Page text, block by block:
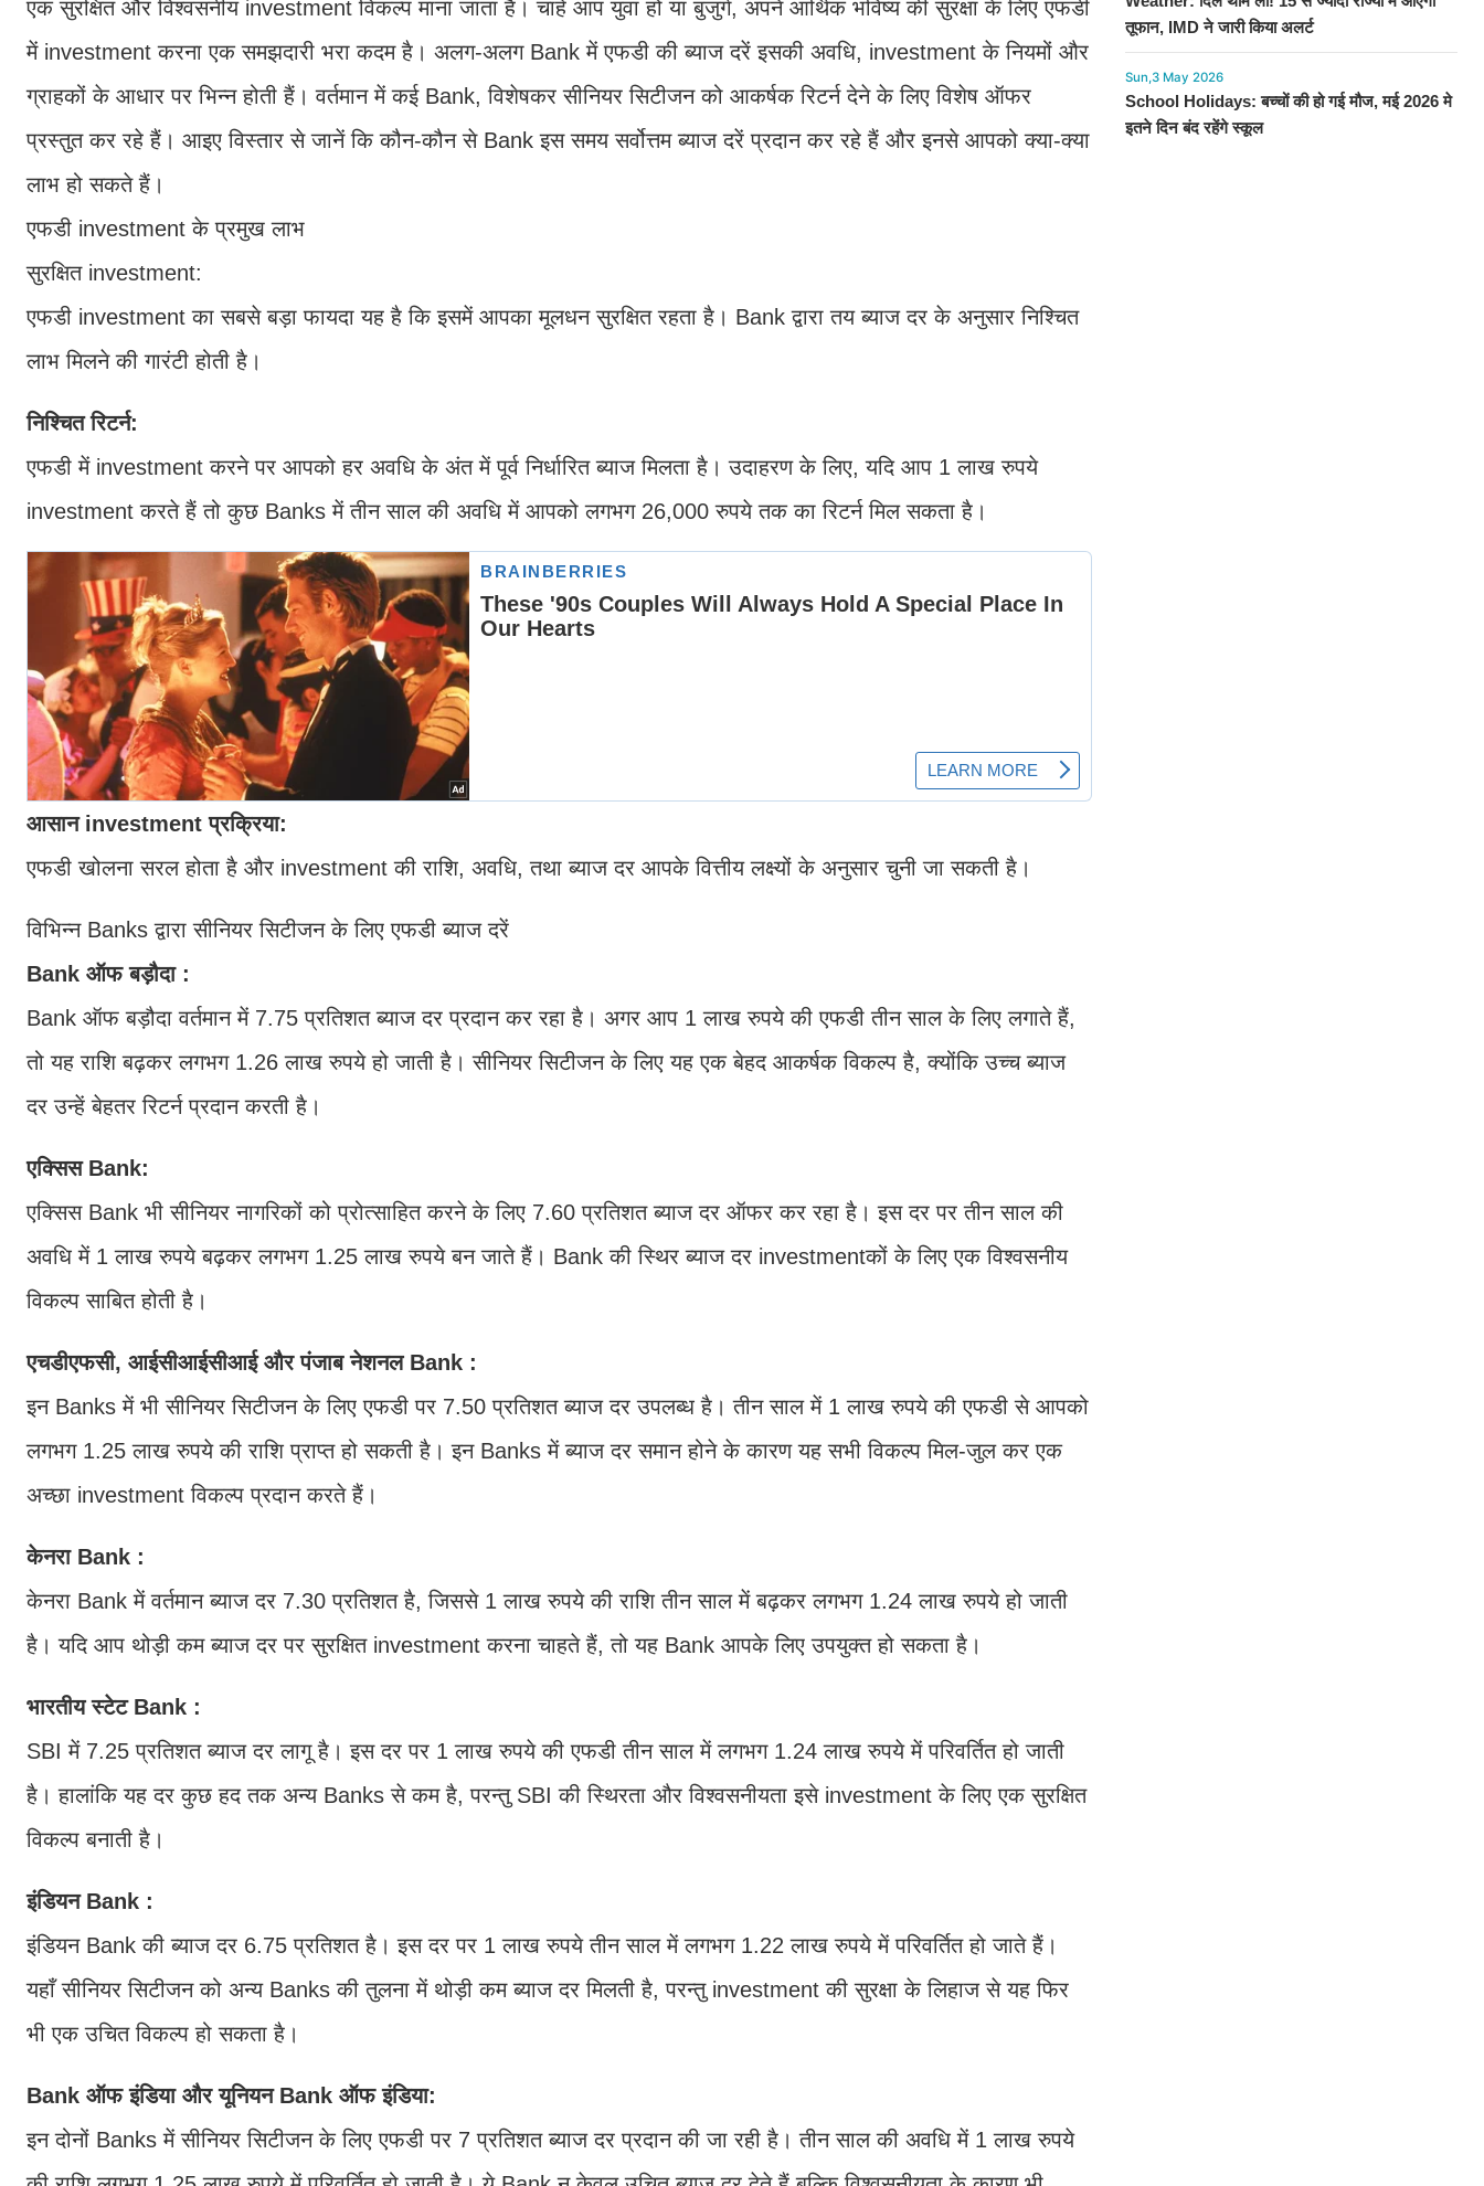
एक सुरक्षित और विश्वसनीय investment विकल्प माना जाता है। चाहे आप युवा हों या बुजुर्ग, अपने आर्थिक भविष्य की सुरक्षा के लिए एफडी
में investment करना एक समझदारी भरा कदम है। अलग-अलग Bank में एफडी की ब्याज दरें इसकी अवधि, investment के नियमों और
ग्राहकों के आधार पर भिन्न होती हैं। वर्तमान में कई Bank, विशेषकर सीनियर सिटीजन को आकर्षक रिटर्न देने के लिए विशेष ऑफर
प्रस्तुत कर रहे हैं। आइए विस्तार से जानें कि कौन-कौन से Bank इस समय सर्वोत्तम ब्याज दरें प्रदान कर रहे हैं और इनसे आपको क्या-क्या
लाभ हो सकते हैं।
एफडी investment के प्रमुख लाभ
सुरक्षित investment:
एफडी investment का सबसे बड़ा फायदा यह है कि इसमें आपका मूलधन सुरक्षित रहता है। Bank द्वारा तय ब्याज दर के अनुसार निश्चित
लाभ मिलने की गारंटी होती है।
निश्चित रिटर्न:
एफडी में investment करने पर आपको हर अवधि के अंत में पूर्व निर्धारित ब्याज मिलता है। उदाहरण के लिए, यदि आप 1 लाख रुपये
investment करते हैं तो कुछ Banks में तीन साल की अवधि में आपको लगभग 26,000 रुपये तक का रिटर्न मिल सकता है।
आसान investment प्रक्रिया:
एफडी खोलना सरल होता है और investment की राशि, अवधि, तथा ब्याज दर आपके वित्तीय लक्ष्यों के अनुसार चुनी जा सकती है।
विभिन्न Banks द्वारा सीनियर सिटीजन के लिए एफडी ब्याज दरें
Bank ऑफ बड़ौदा :
Bank ऑफ बड़ौदा वर्तमान में 7.75 प्रतिशत ब्याज दर प्रदान कर रहा है। अगर आप 1 लाख रुपये की एफडी तीन साल के लिए लगाते हैं,
तो यह राशि बढ़कर लगभग 1.26 लाख रुपये हो जाती है। सीनियर सिटीजन के लिए यह एक बेहद आकर्षक विकल्प है, क्योंकि उच्च ब्याज
दर उन्हें बेहतर रिटर्न प्रदान करती है।
एक्सिस Bank:
एक्सिस Bank भी सीनियर नागरिकों को प्रोत्साहित करने के लिए 7.60 प्रतिशत ब्याज दर ऑफर कर रहा है। इस दर पर तीन साल की
अवधि में 1 लाख रुपये बढ़कर लगभग 1.25 लाख रुपये बन जाते हैं। Bank की स्थिर ब्याज दर investmentकों के लिए एक विश्वसनीय
विकल्प साबित होती है।
एचडीएफसी, आईसीआईसीआई और पंजाब नेशनल Bank :
इन Banks में भी सीनियर सिटीजन के लिए एफडी पर 7.50 प्रतिशत ब्याज दर उपलब्ध है। तीन साल में 1 लाख रुपये की एफडी से आपको
लगभग 1.25 लाख रुपये की राशि प्राप्त हो सकती है। इन Banks में ब्याज दर समान होने के कारण यह सभी विकल्प मिल-जुल कर एक
अच्छा investment विकल्प प्रदान करते हैं।
केनरा Bank :
केनरा Bank में वर्तमान ब्याज दर 7.30 प्रतिशत है, जिससे 1 लाख रुपये की राशि तीन साल में बढ़कर लगभग 1.24 लाख रुपये हो जाती
है। यदि आप थोड़ी कम ब्याज दर पर सुरक्षित investment करना चाहते हैं, तो यह Bank आपके लिए उपयुक्त हो सकता है।
भारतीय स्टेट Bank :
SBI में 7.25 प्रतिशत ब्याज दर लागू है। इस दर पर 1 लाख रुपये की एफडी तीन साल में लगभग 1.24 लाख रुपये में परिवर्तित हो जाती
है। हालांकि यह दर कुछ हद तक अन्य Banks से कम है, परन्तु SBI की स्थिरता और विश्वसनीयता इसे investment के लिए एक सुरक्षित
विकल्प बनाती है।
इंडियन Bank :
इंडियन Bank की ब्याज दर 6.75 प्रतिशत है। इस दर पर 1 लाख रुपये तीन साल में लगभग 1.22 लाख रुपये में परिवर्तित हो जाते हैं।
यहाँ सीनियर सिटीजन को अन्य Banks की तुलना में थोड़ी कम ब्याज दर मिलती है, परन्तु investment की सुरक्षा के लिहाज से यह फिर
भी एक उचित विकल्प हो सकता है।
Bank ऑफ इंडिया और यूनियन Bank ऑफ इंडिया:
इन दोनों Banks में सीनियर सिटीजन के लिए एफडी पर 7 प्रतिशत ब्याज दर प्रदान की जा रही है। तीन साल की अवधि में 1 लाख रुपये
तूफान, IMD ने जारी किया अलर्ट
Sun,3 May 2026
School Holidays: बच्चों की हो गई मौज, मई 2026 मे
इतने दिन बंद रहेंगे स्कूल